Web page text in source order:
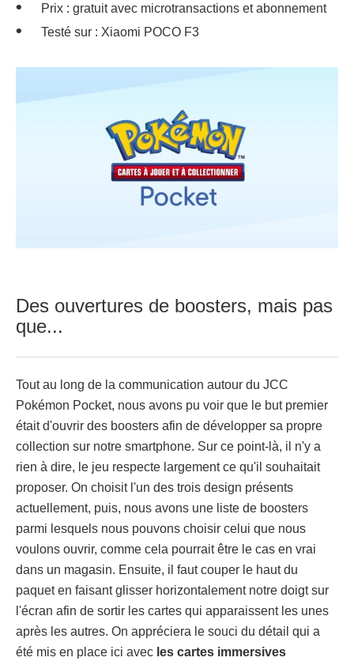
Prix : gratuit avec microtransactions et abonnement
Testé sur : Xiaomi POCO F3
Des ouvertures de boosters, mais pas
que...
Tout au long de la communication autour du JCC
Pokémon Pocket, nous avons pu voir que le but premier
était d'ouvrir des boosters afin de développer sa propre
collection sur notre smartphone. Sur ce point-là, il n'y a
rien à dire, le jeu respecte largement ce qu'il souhaitait
proposer. On choisit l'un des trois design présents
actuellement, puis, nous avons une liste de boosters
parmi lesquels nous pouvons choisir celui que nous
voulons ouvrir, comme cela pourrait être le cas en vrai
dans un magasin. Ensuite, il faut couper le haut du
paquet en faisant glisser horizontalement notre doigt sur
l'écran afin de sortir les cartes qui apparaissent les unes
après les autres. On appréciera le souci du détail qui a
été mis en place ici avec les cartes immersives